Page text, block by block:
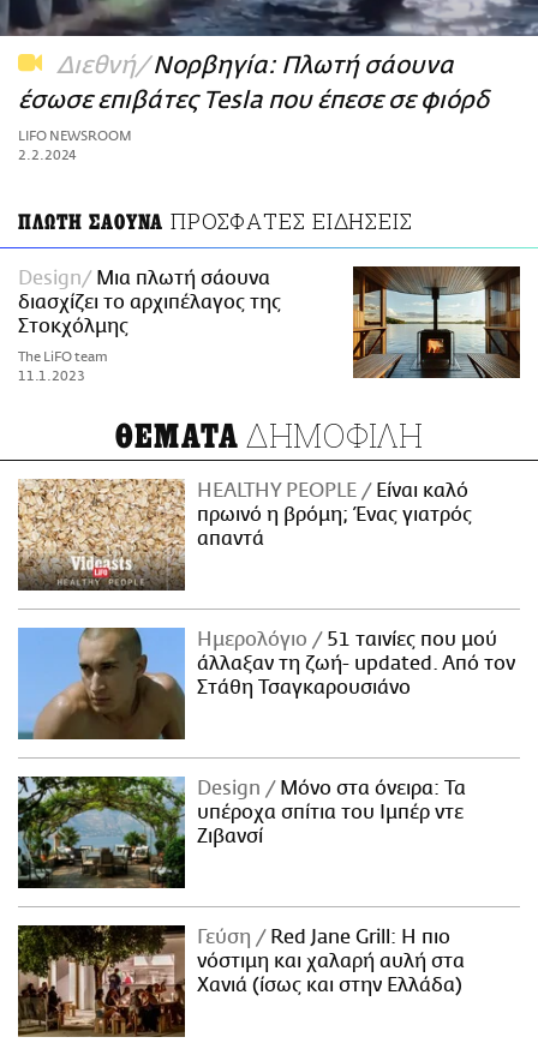
PRINT
Διεθνή Νορβηγία: Πλωτή σάουνα
έσωσε επιβάτες Tesla που έπεσε σε φιόρδ
LIFO NEWSROOM
2.2.2024
ΠΛΩΤΗ ΣΑΟΥΝΑ ΠΡΟΣΦΑΤΕΣ ΕΙΔΗΣΕΙΣ
Design
Μια πλωτή σάουνα
διασχίζει το αρχιπέλαγος της
Στοκχόλμης
The LiFO team
11.1.2023
ΘΕΜΑΤΑ ΔΗΜΟΦΙΛΗ
HEALTHY PEOPLE
Είναι καλό
πρωινό η βρόμη; Ένας γιατρός
απαντά
Ημερολόγιο
51 ταινίες που μού
άλλαξαν τη ζωή- updated. Aπό τον
Στάθη Τσαγκαρουσιάνο
Design
Μόνο στα όνειρα: Τα
υπέροχα σπίτια του Ιμπέρ ντε
Ζιβανσί
Γεύση
Red Jane Grill: Η πιο
νόστιμη και χαλαρή αυλή στα
Χανιά (ίσως και στην Ελλάδα)